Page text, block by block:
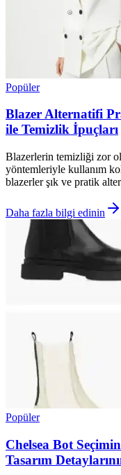
Popüler
Blazer Alternatifi
ile Temizlik İpuçları
Blazerlerin temizliği zor
yöntemleriyle kullanım
blazerler şık ve pratik
Daha fazla bilgi edinin
Popüler
Chelsea Bot
Tasarım